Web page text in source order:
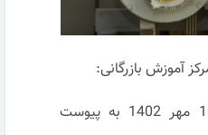
آموزش بازرگانی:
نتایج آزمون آسانسور 18 مهر 1402 به پیوست